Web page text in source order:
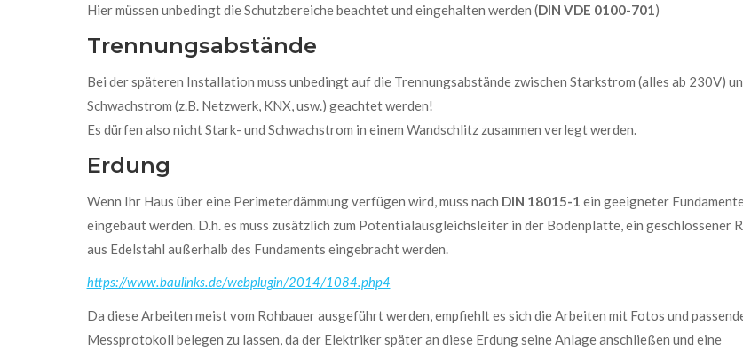
Hier müssen unbedingt die Schutzbereiche beachtet und eingehalten werden (DIN VDE 0100-701)
Trennungsabstände
Bei der späteren Installation muss unbedingt auf die Trennungsabstände zwischen Starkstrom (alles ab 230V)
Schwachstrom (z.B. Netzwerk, KNX, usw.) geachtet werden!
Es dürfen also nicht Stark- und Schwachstrom in einem Wandschlitz zusammen verlegt werden.
Erdung
Wenn Ihr Haus über eine Perimeterdämmung verfügen wird, muss nach DIN 18015-1 ein geeigneter
eingebaut werden. D.h. es muss zusätzlich zum Potentialausgleichsleiter in der Bodenplatte, ein geschlossener
aus Edelstahl außerhalb des Fundaments eingebracht werden.
https://www.baulinks.de/webplugin/2014/1084.php4
Da diese Arbeiten meist vom Rohbauer ausgeführt werden, empfiehlt es sich die Arbeiten mit Fotos und
Messprotokoll belegen zu lassen, da der Elektriker später an diese Erdung seine Anlage anschließen und eine